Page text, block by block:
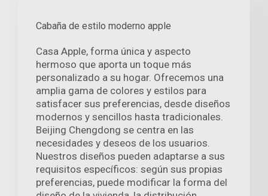
Cabaña de estilo moderno apple
Casa Apple, forma única y aspecto
hermoso que aporta un toque más
personalizado a su hogar. Ofrecemos una
amplia gama de colores y estilos para
satisfacer sus preferencias, desde diseños
modernos y sencillos hasta tradicionales.
Beijing Chengdong se centra en las
necesidades y deseos de los usuarios.
Nuestros diseños pueden adaptarse a sus
requisitos específicos: según sus propias
preferencias, puede modificar la forma del